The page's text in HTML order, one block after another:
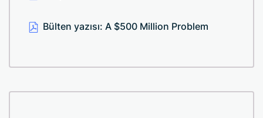
Bülten yazısı: A $500 Million Problem